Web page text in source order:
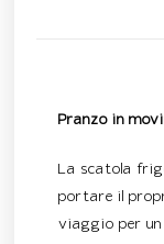
Pranzo in
La scatola
portare il
viaggio per un